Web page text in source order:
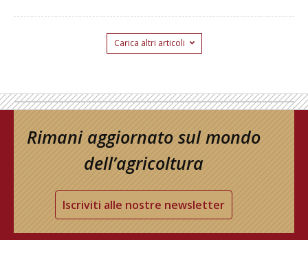
Carica altri articoli
Rimani aggiornato sul mondo
dell’agricoltura
Iscriviti alle nostre newsletter